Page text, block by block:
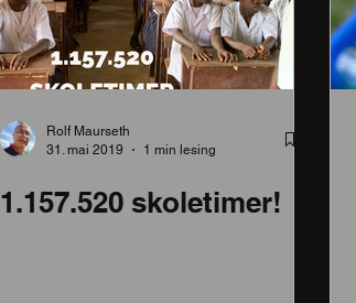
Rolf Maurseth
31. mai 2019
1 min lesing
1.157.520 skoletimer!